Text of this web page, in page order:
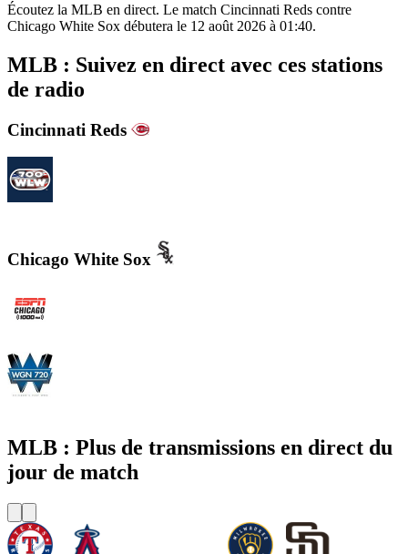
Écoutez la MLB en direct. Le match Cincinnati Reds contre
Chicago White Sox débutera le 12 août 2026 à 01:40.
MLB : Suivez en direct avec ces stations
de radio
Cincinnati Reds
Chicago White Sox
MLB : Plus de transmissions en direct du
jour de match